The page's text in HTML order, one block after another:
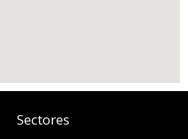
Sectores